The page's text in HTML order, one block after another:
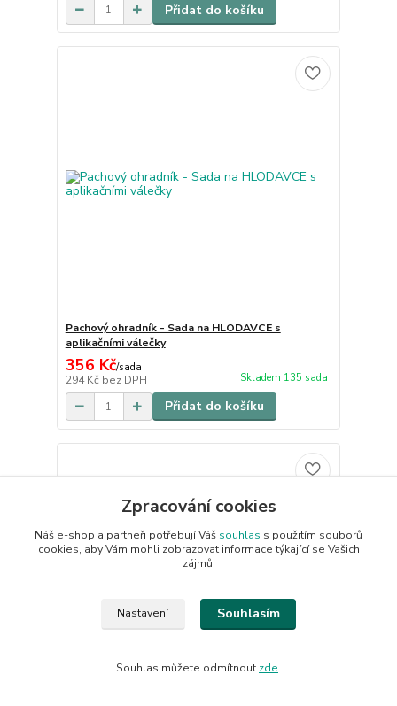
Přidat do košíku
Pachový ohradník - Sada na HLODAVCE s
aplikačními válečky
356 Kč/sada
294 Kč bez DPH Skladem 135 sada
Přidat do košíku
Zpracování cookies
Náš e-shop a partneři potřebují Váš souhlas s použitím souborů
cookies, aby Vám mohli zobrazovat informace týkající se Vašich
zájmů.
Nastavení Souhlasím
Souhlas můžete odmítnout zde.